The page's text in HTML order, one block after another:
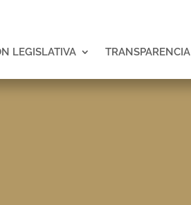
LEGISLATIVA TRANSPARENCIA